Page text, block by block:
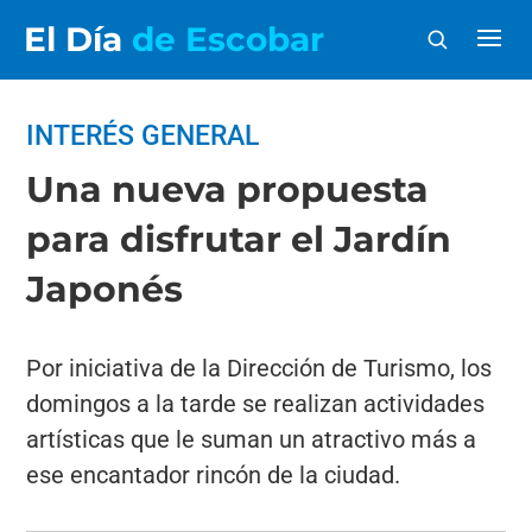
El Día de Escobar
INTERÉS GENERAL
Una nueva propuesta
para disfrutar el Jardín
Japonés
Por iniciativa de la Dirección de Turismo, los
domingos a la tarde se realizan actividades
artísticas que le suman un atractivo más a
ese encantador rincón de la ciudad.